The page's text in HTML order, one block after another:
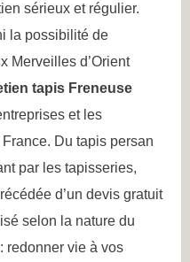
sérieux et régulier.
la possibilité de
Merveilles d’Orient
tapis Freneuse
et les
Du tapis persan
par les tapisseries,
d’un devis gratuit
selon la nature du
redonner vie à vos